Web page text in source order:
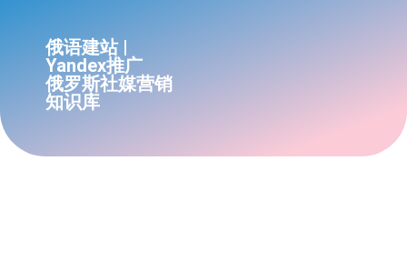
俄语建站 |
Yandex推广
俄罗斯社媒营销
知识库